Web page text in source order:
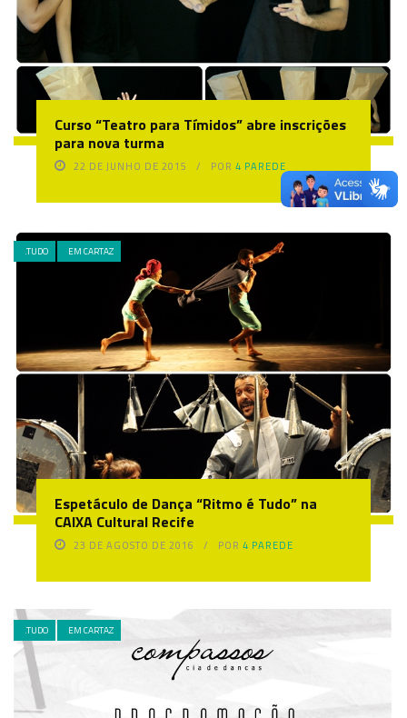
Curso “Teatro para Tímidos” abre inscrições
para nova turma
22 DE JUNHO DE 2015 POR4 PAREDE
.TUDO EM CARTAZ
Espetáculo de Dança “Ritmo é Tudo” na
CAIXA Cultural Recife
23 DE AGOSTO DE 2016 POR4 PAREDE
.TUDO EM CARTAZ